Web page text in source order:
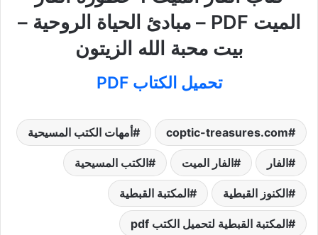
الميت PDF – مبادئ الحياة الروحية –
بيت محبة الله الزيتون
تحميل الكتاب PDF
coptic-treasures.com أمهات الكتب المسيحية
الفار الفار الميت الكتب المسيحية
الكنوز القبطية المكتبة القبطية
المكتبة القبطية لتحميل الكتب pdf